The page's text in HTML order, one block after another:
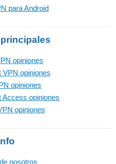
para Android
opiniones
VPN opiniones
opiniones
Access opiniones
opiniones
nosotros